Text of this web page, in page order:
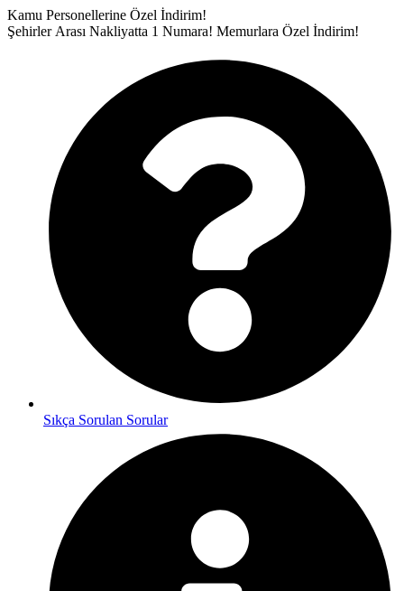
İçeriğe
atla
Kamu Personellerine Özel İndirim!
Şehirler Arası Nakliyatta 1 Numara! Memurlara Özel İndirim!
Sıkça Sorulan Sorular